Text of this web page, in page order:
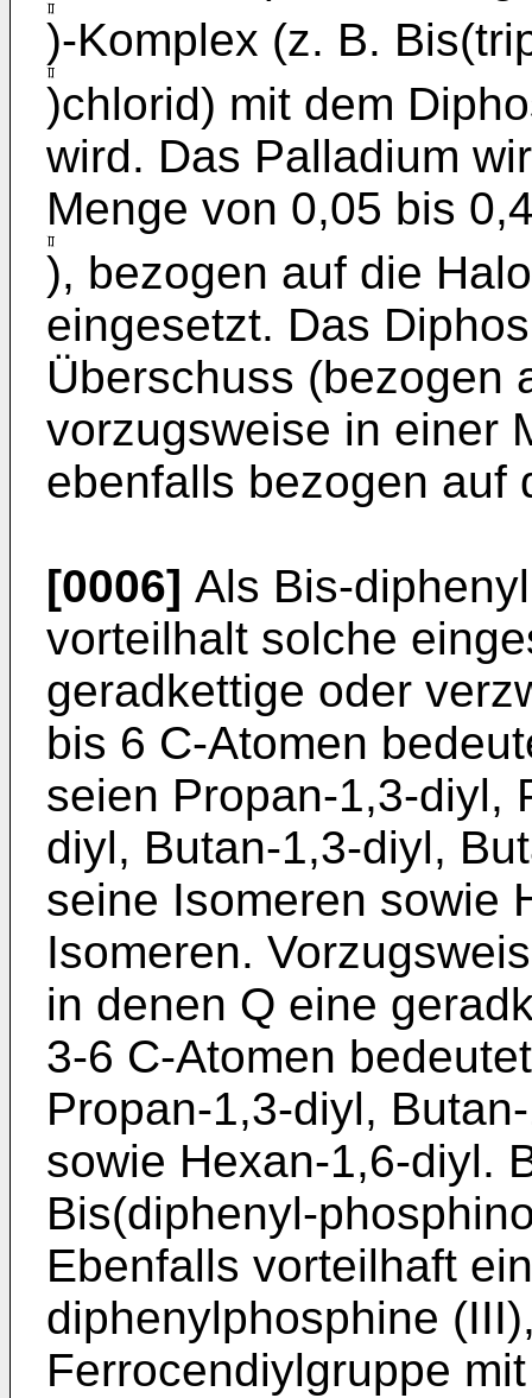
)-Komplex (z. B.
)chlorid) mit dem
wird. Das Palladium
Menge von 0,05 bis
), bezogen auf die
eingesetzt. Das
Überschuss (bezogen
vorzugsweise in einer
ebenfalls bezogen auf
[0006] Als Bis-
vorteilhalt solche
geradkettige oder
bis 6 C-Atomen
seien Propan-1,3-diyl,
diyl, Butan-1,3-diyl,
seine Isomeren sowie
Isomeren.
in denen Q eine
3-6 C-Atomen
Propan-1,3-diyl,
sowie Hexan-1,6-diyl.
Bis(diphenyl-
Ebenfalls vorteilhaft
diphenylphosphine
Ferrocendiylgruppe